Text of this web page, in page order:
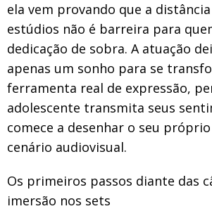
ela vem provando que a
estúdios não é barreira para
dedicação de sobra. A atuação
apenas um sonho para se
ferramenta real de expressão,
adolescente transmita seus
comece a desenhar o seu
cenário audiovisual.
Os primeiros passos diante das
imersão nos sets